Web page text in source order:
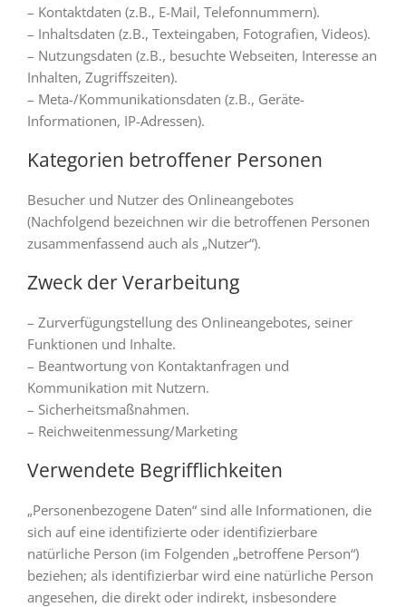
– Kontaktdaten (z.B., E-Mail, Telefonnummern).
– Inhaltsdaten (z.B., Texteingaben, Fotografien, Videos).
– Nutzungsdaten (z.B., besuchte Webseiten, Interesse an
Inhalten, Zugriffszeiten).
– Meta-/Kommunikationsdaten (z.B., Geräte-
Informationen, IP-Adressen).
Kategorien betroffener Personen
Besucher und Nutzer des Onlineangebotes
(Nachfolgend bezeichnen wir die betroffenen Personen
zusammenfassend auch als „Nutzer“).
Zweck der Verarbeitung
– Zurverfügungstellung des Onlineangebotes, seiner
Funktionen und Inhalte.
– Beantwortung von Kontaktanfragen und
Kommunikation mit Nutzern.
– Sicherheitsmaßnahmen.
– Reichweitenmessung/Marketing
Verwendete Begrifflichkeiten
„Personenbezogene Daten“ sind alle Informationen, die
sich auf eine identifizierte oder identifizierbare
natürliche Person (im Folgenden „betroffene Person“)
beziehen; als identifizierbar wird eine natürliche Person
angesehen, die direkt oder indirekt, insbesondere